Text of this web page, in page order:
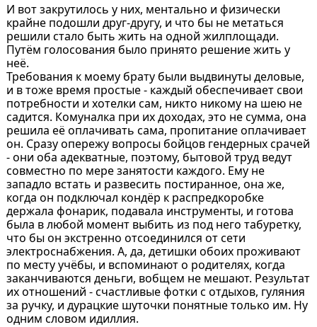
И вот закрутилось у них, ментально и физически
крайне подошли друг-другу, и что бы не метаться
решили стало быть жить на одной жилплощади.
Путëм голосования было принято решение жить у
неë.
Требования к моему брату были выдвинуты деловые,
и в тоже время простые - каждый обеспечивает свои
потребности и хотелки сам, никто никому на шею не
садится. Комуналка при их доходах, это не сумма, она
решила еë оплачивать сама, пропитание оплачивает
он. Сразу опережу вопросы бойцов гендерных срачей
- они оба адекватные, поэтому, бытовой труд ведут
совместно по мере занятости каждого. Ему не
западло встать и развесить постиранное, она же,
когда он подключал кондëр к распредкоробке
держала фонарик, подавала инструменты, и готова
была в любой момент выбить из под него табуретку,
что бы он экстренно отсоединился от сети
электроснабжения. А, да, детишки обоих проживают
по месту учëбы, и вспоминают о родителях, когда
заканчиваются деньги, вобщем не мешают. Результат
их отношений - счастливые фотки с отдыхов, гуляния
за ручку, и дурацкие шуточки понятные только им. Ну
одним словом идиллия.